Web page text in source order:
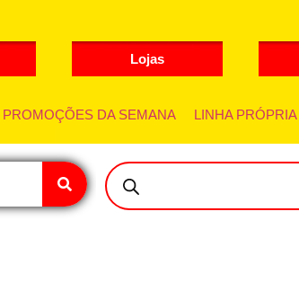
Lojas
PROMOÇÕES DA SEMANA LINHA PRÓPRIA